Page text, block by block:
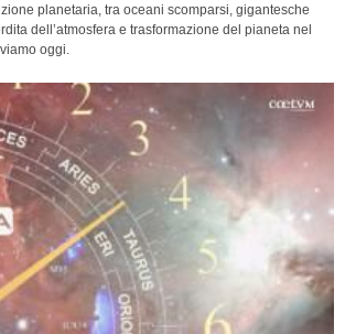
planetaria, tra oceani scomparsi, gigantesche
dell’atmosfera e trasformazione del pianeta nel
oggi.